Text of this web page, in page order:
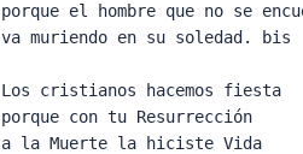
porque el hombre que no se
va muriendo en su soledad. bis
Los cristianos hacemos fiesta
porque con tu Resurrección
a la Muerte la hiciste Vida